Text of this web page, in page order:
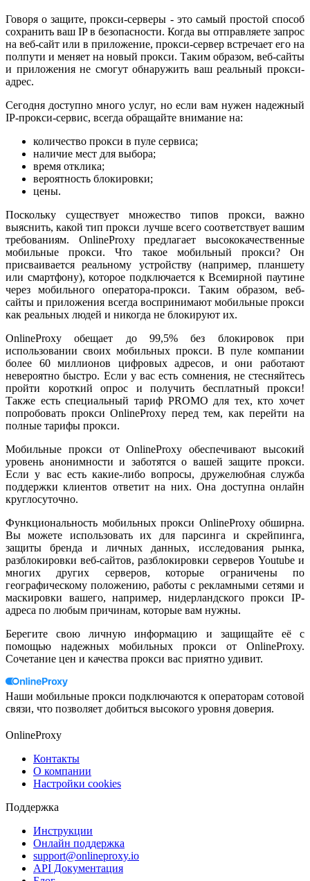
Говоря о защите, прокси-серверы - это самый простой способ
сохранить ваш IP в безопасности. Когда вы отправляете запрос
на веб-сайт или в приложение, прокси-сервер встречает его на
полпути и меняет на новый прокси. Таким образом, веб-сайты
и приложения не смогут обнаружить ваш реальный прокси-
адрес.
Сегодня доступно много услуг, но если вам нужен надежный
IP-прокси-сервис, всегда обращайте внимание на:
количество прокси в пуле сервиса;
наличие мест для выбора;
время отклика;
вероятность блокировки;
цены.
Поскольку существует множество типов прокси, важно
выяснить, какой тип прокси лучше всего соответствует вашим
требованиям. OnlineProxy предлагает высококачественные
мобильные прокси. Что такое мобильный прокси? Он
присваивается реальному устройству (например, планшету
или смартфону), которое подключается к Всемирной паутине
через мобильного оператора-прокси. Таким образом, веб-
сайты и приложения всегда воспринимают мобильные прокси
как реальных людей и никогда не блокируют их.
OnlineProxy обещает до 99,5% без блокировок при
использовании своих мобильных прокси. В пуле компании
более 60 миллионов цифровых адресов, и они работают
невероятно быстро. Если у вас есть сомнения, не стесняйтесь
пройти короткий опрос и получить бесплатный прокси!
Также есть специальный тариф PROMO для тех, кто хочет
попробовать прокси OnlineProxy перед тем, как перейти на
полные тарифы прокси.
Мобильные прокси от OnlineProxy обеспечивают высокий
уровень анонимности и заботятся о вашей защите прокси.
Если у вас есть какие-либо вопросы, дружелюбная служба
поддержки клиентов ответит на них. Она доступна онлайн
круглосуточно.
Функциональность мобильных прокси OnlineProxy обширна.
Вы можете использовать их для парсинга и скрейпинга,
защиты бренда и личных данных, исследования рынка,
разблокировки веб-сайтов, разблокировки серверов Youtube и
многих других серверов, которые ограничены по
географическому положению, работы с рекламными сетями и
маскировки вашего, например, нидерландского прокси IP-
адреса по любым причинам, которые вам нужны.
Берегите свою личную информацию и защищайте её с
помощью надежных мобильных прокси от OnlineProxy.
Сочетание цен и качества прокси вас приятно удивит.
Наши мобильные прокси подключаются к операторам сотовой
связи, что позволяет добиться высокого уровня доверия.
OnlineProxy
Контакты
О компании
Настройки cookies
Поддержка
Инструкции
Онлайн поддержка
support@onlineproxy.io
API Документация